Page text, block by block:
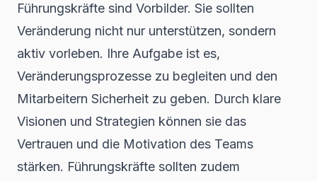
Führungskräfte sind Vorbilder. Sie sollten
Veränderung nicht nur unterstützen, sondern
aktiv vorleben. Ihre Aufgabe ist es,
Veränderungsprozesse zu begleiten und den
Mitarbeitern Sicherheit zu geben. Durch klare
Visionen und Strategien können sie das
Vertrauen und die Motivation des Teams
stärken. Führungskräfte sollten zudem